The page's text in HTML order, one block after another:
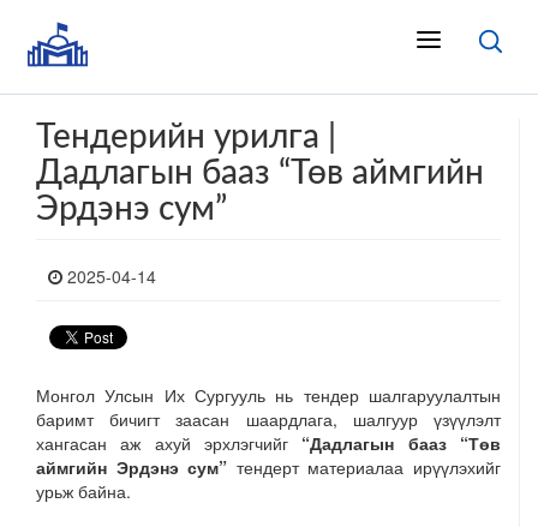
Тендерийн урилга |
Дадлагын бааз “Төв аймгийн
Эрдэнэ сум”
2025-04-14
Монгол Улсын Их Сургууль нь тендер шалгаруулалтын
баримт бичигт заасан шаардлага, шалгуур үзүүлэлт
хангасан аж ахуй эрхлэгчийг “Дадлагын бааз “Төв
аймгийн Эрдэнэ сум” тендертматериалаа ирүүлэхийг
урьж байна.